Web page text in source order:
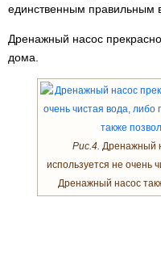
единственным правильным
Дренажный насос
дома.
Рис.4. Дренажный
используется не очень
Дренажный насос